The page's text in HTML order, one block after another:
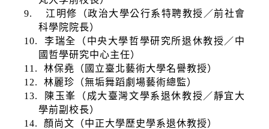
9.
江明修（政治大學公行系特聘教授／前社會
科學院院長）
10.
李瑞全（中央大學哲學研究所退休教授／中
國哲學研究中心主任）
11.
林保堯（國立臺北藝術大學名譽教授）
12.
林麗珍（無垢舞蹈劇場藝術總監）
13.
陳玉峯（成大臺灣文學系退休教授／靜宜大
學前副校長）
14.
顏尚文（中正大學歷史學系退休教授）